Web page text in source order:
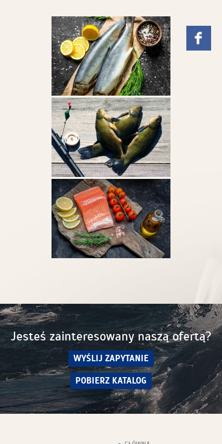
Jesteś zainteresowany naszą ofertą?
WYŚLIJ ZAPYTANIE
POBIERZ KATALOG